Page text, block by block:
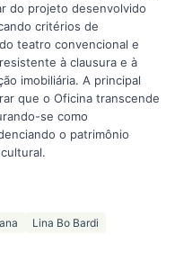
do projeto desenvolvido
critérios de
teatro convencional e
à clausura e à
imobiliária. A principal
que o Oficina transcende
se como
o patrimônio
Lina Bo Bardi